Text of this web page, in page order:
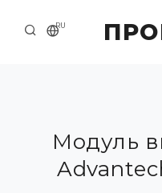
RU
О КОМПАНИИ
ПРИМЕРЫ И
Модуль